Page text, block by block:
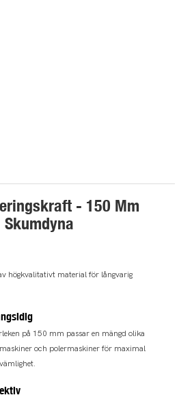
- 150 Mm
Skumdyna
högkvalitativt material för långvarig
på 150 mm passar en mängd olika
och polermaskiner för maximal